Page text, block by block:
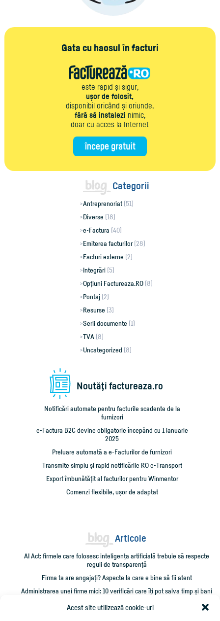
Acest site utilizează cookie-uri
Gata cu haosul în facturi
este rapid și sigur,
ușor de folosit,
disponibil oricând și oriunde,
fără să instalezi nimic,
doar cu acces la Internet
Categorii
Antreprenoriat (51)
Diverse (18)
e-Factura (40)
Emiterea facturilor(28)
Facturi externe (2)
Integrări (5)
Opțiuni Factureaza.RO (8)
Pontaj (2)
Resurse (3)
Serii documente (1)
TVA (8)
Uncategorized (8)
Noutăţi factureaza.ro
Notificări automate pentru facturile scadente de la
furnizori
e-Factura B2C devine obligatorie începând cu 1 ianuarie
2025
Preluare automată a e-Facturilor de furnizori
Transmite simplu și rapid notificările RO e-Transport
Export îmbunătățit al facturilor pentru Winmentor
Comenzi flexibile, ușor de adaptat
Articole
AI Act: firmele care folosesc inteligența artificială trebuie să respecte
reguli de transparență
Firma ta are angajați? Aspecte la care e bine să fii atent
Administrarea unei firme mici: 10 verificări care îți pot salva timp și bani
Cum împrumut firma cu bani și cum îmi recuperez creditarea?